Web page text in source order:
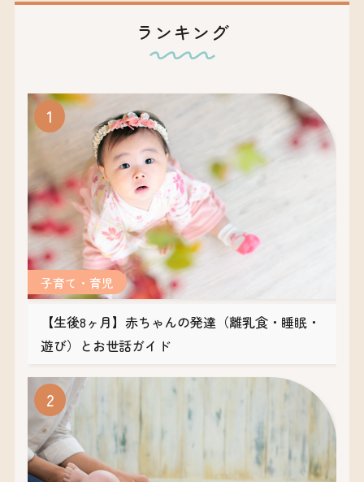
ランキング
【生後8ヶ月】赤ちゃんの発達（離乳食・睡眠・
遊び）とお世話ガイド
子育て・育児